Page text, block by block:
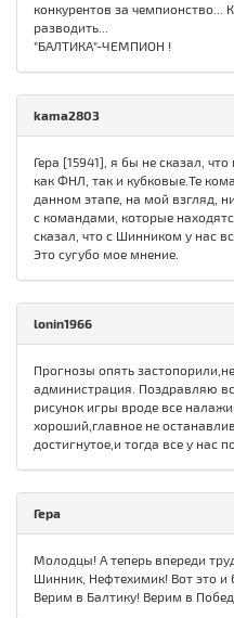
конкурентов за
разводить...
"БАЛТИКА"-ЧЕМПИОН !
kama2803
Гера [15941], я бы не сказал,
как ФНЛ, так и кубковые.Те
данном этапе, на мой взгляд,
с командами, которые
сказал, что с Шинником у нас
Это сугубо мое мнение.
lonin1966
Прогнозы опять
администрация. Поздравляю
рисунок игры вроде все
хороший,главное не
достигнутое,и тогда все у нас
Гера
Молодцы! А теперь впереди
Шинник, Нефтехимик! Вот это и
Верим в Балтику! Верим в